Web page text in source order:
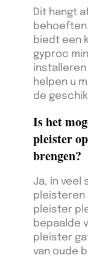
Dit hangt
biedt een
gyproc
installeren
helpen u
de
Is het
pleister
brengen?
Ja, in veel
pleisteren
pleister
bepaalde
pleister
van oude